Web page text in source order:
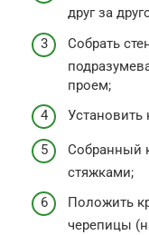
друг за
Собрать
проем;
Установить
Собранный
стяжками;
Положить
черепицы